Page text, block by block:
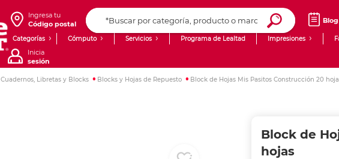
Ingresa tu
Código postal
Blog
Categorías Cómputo Servicios Programa de Lealtad Impresiones
Inicia
sesión
Cuadernos, Libretas y Blocks Blocks y Hojas de Repuesto Block de Hojas Mis Pasitos Construcción 20
Block de
hojas